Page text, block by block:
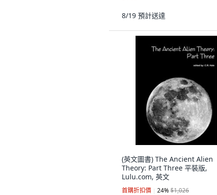
8/19 預計送達
(英文圖書) The Ancient Alien
Theory: Part Three 平裝版,
Lulu.com, 英文
首購折扣價 24%$1,026